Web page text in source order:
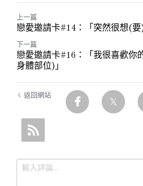
上一篇
戀愛邀請卡#14：「突然很想(要)
下一篇
戀愛邀請卡#16：「我很喜歡你
身體部位)」
返回網站